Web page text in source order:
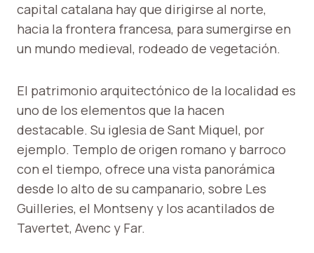
capital catalana hay que dirigirse al norte,
hacia la frontera francesa, para sumergirse en
un mundo medieval, rodeado de vegetación.
El patrimonio arquitectónico de la localidad es
uno de los elementos que la hacen
destacable. Su iglesia de Sant Miquel, por
ejemplo. Templo de origen romano y barroco
con el tiempo, ofrece una vista panorámica
desde lo alto de su campanario, sobre Les
Guilleries, el Montseny y los acantilados de
Tavertet, Avenc y Far.